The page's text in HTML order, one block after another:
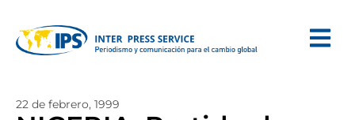
22 de febrero, 1999